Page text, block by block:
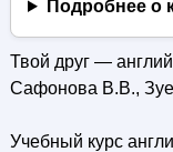
Подробнее о
Твой друг —
Сафонова В.В.,
Учебный курс